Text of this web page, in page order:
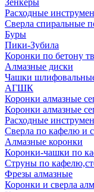
Зенкеры
Расходные
Сверла спиральные
Буры
Пики-Зубила
Коронки по бетону
Алмазные диски
Чашки
АГШК
Коронки алмазные
Коронки алмазные
Расходные
Сверла по кафелю и
Алмазные коронки
Коронки-чашки по
Струны по
Фрезы алмазные
Коронки и сверла